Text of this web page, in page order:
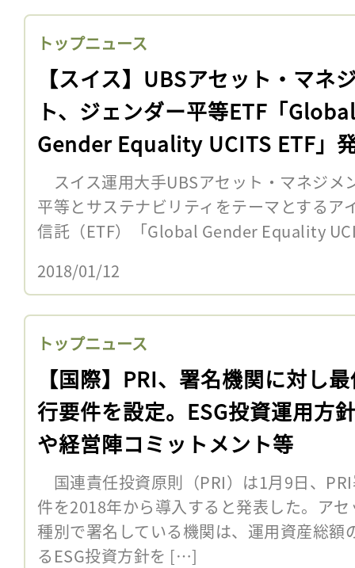
トップニュース
【スイス】UBSアセット・マネ
ト、ジェンダー平等ETF「Global
Gender Equality UCITS ETF」
スイス運用大手UBSアセット・マネジメ
平等とサステナビリティをテーマとするア
信託（ETF）「Global Gender Equality
2018/01/12
トップニュース
【国際】PRI、署名機関に対し
行要件を設定。ESG投資運用方
や経営陣コミットメント等
国連責任投資原則（PRI）は1月9日、
件を2018年から導入すると発表した。ア
種別で署名している機関は、運用資産総額
るESG投資方針を […]